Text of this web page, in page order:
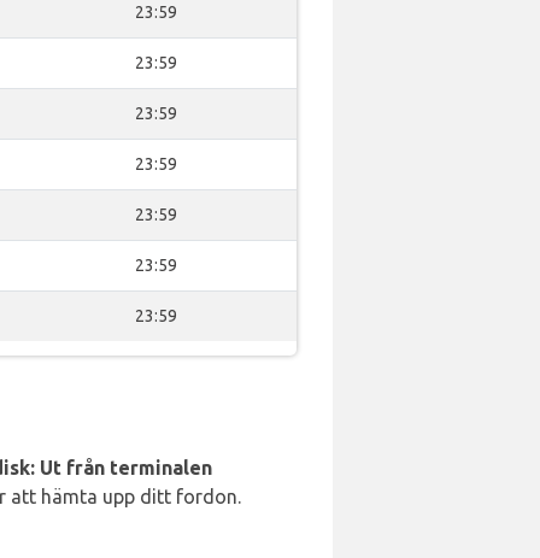
23:59
23:59
23:59
23:59
23:59
23:59
23:59
Ut från terminalen
att hämta upp ditt fordon.